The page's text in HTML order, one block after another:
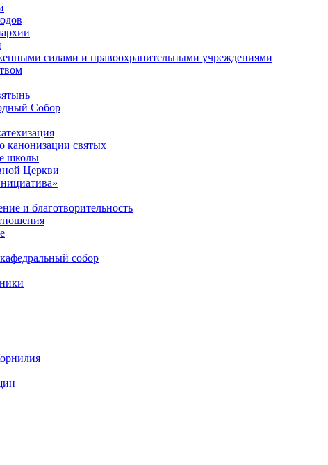
силами и правоохранительными учреждениями
Собор
канонизации святых
школы
Церкви
и благотворительность
собор